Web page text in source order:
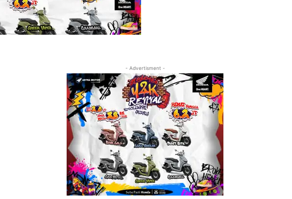
- Advertisment -